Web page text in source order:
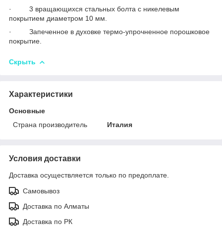
· 3 вращающихся стальных болта с никелевым
покрытием диаметром 10 мм.
· Запеченное в духовке термо-упрочненное порошковое
покрытие.
Скрыть
Характеристики
Основные
Страна производитель
Италия
Условия доставки
Доставка осуществляется только по предоплате.
Самовывоз
Доставка по Алматы
Доставка по РК